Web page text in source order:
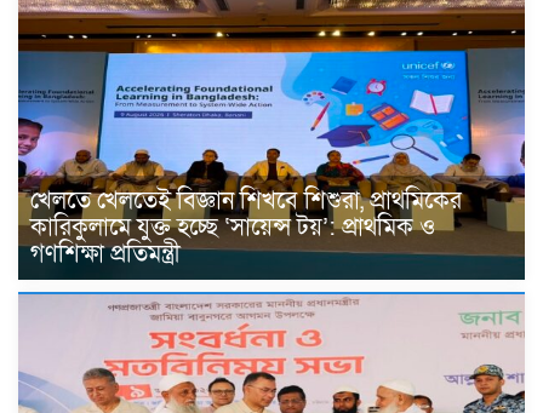
খেলতে খেলতেই বিজ্ঞান শিখবে শিশুরা, প্রাথমিকের
কারিকুলামে যুক্ত হচ্ছে ‘সায়েন্স টয়’: প্রাথমিক ও
গণশিক্ষা প্রতিমন্ত্রী